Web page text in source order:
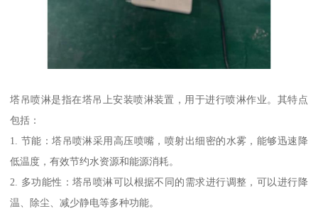
塔吊喷淋是指在塔吊上安装喷淋装置，用于进行喷淋作业。其特点
包括：
1. 节能：塔吊喷淋采用高压喷嘴，喷射出细密的水雾，能够迅速降
低温度，有效节约水资源和能源消耗。
2. 多功能性：塔吊喷淋可以根据不同的需求进行调整，可以进行降
温、除尘、减少静电等多种功能。